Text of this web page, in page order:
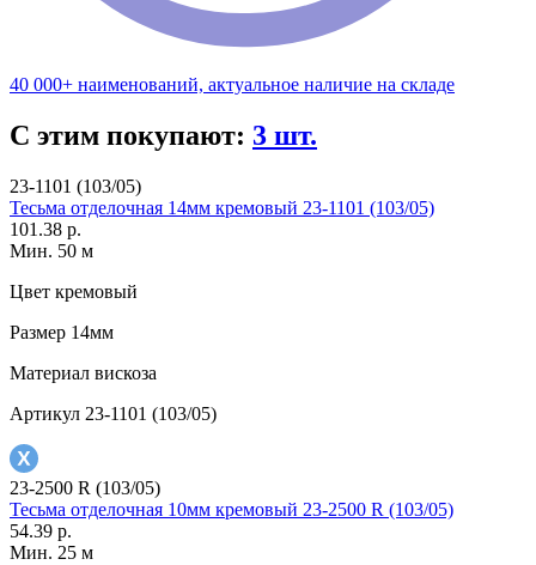
40 000+ наименований, актуальное наличие на складе
С этим покупают: 3 шт.
23-1101 (103/05)
Тесьма отделочная 14мм кремовый 23-1101 (103/05)
101.38 р.
Мин. 50 м
Цвет кремовый
Размер 14мм
Материал вискоза
Артикул 23-1101 (103/05)
23-2500 R (103/05)
Тесьма отделочная 10мм кремовый 23-2500 R (103/05)
54.39 р.
Мин. 25 м